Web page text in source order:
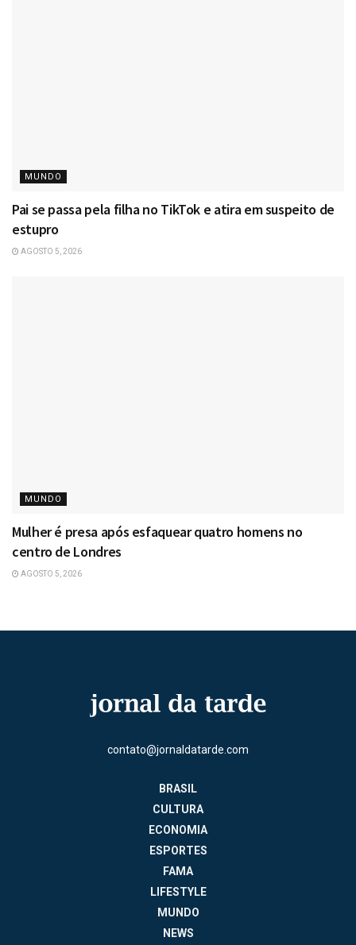
MUNDO
Pai se passa pela filha no TikTok e atira em suspeito de
estupro
AGOSTO 5, 2026
MUNDO
Mulher é presa após esfaquear quatro homens no
centro de Londres
AGOSTO 5, 2026
contato@jornaldatarde.com
BRASIL
CULTURA
ECONOMIA
ESPORTES
FAMA
LIFESTYLE
MUNDO
NEWS